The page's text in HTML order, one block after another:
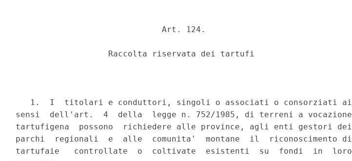
                              Art. 124.
                   Raccolta riservata dei tartufi
   1.  I  titolari e conduttori, singoli o associati o consorziati ai
sensi  dell'art.  4  della  legge n. 752/1985, di terreni a vocazione
tartufigena  possono  richiedere alle province, agli enti gestori dei
parchi  regionali  e  alle  comunita'  montane  il  riconoscimento di
tartufaie   controllate  o  coltivate  esistenti  su  fondi  in  loro